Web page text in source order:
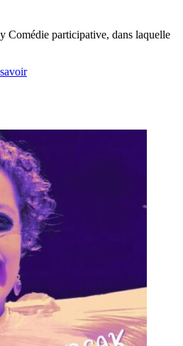
Comédie participative, dans laquelle